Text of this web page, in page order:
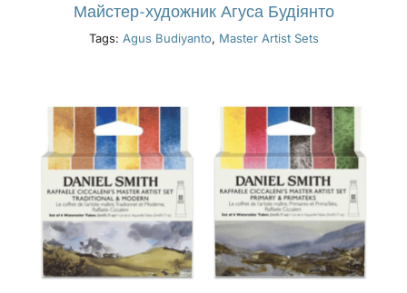
Майстер-художник Агуса Будіянто
Tags: Agus Budiyanto, Master Artist Sets